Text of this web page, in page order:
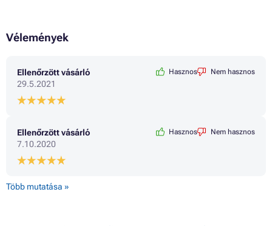
Vélemények
Ellenőrzött vásárló
29.5.2021
Hasznos Nem hasznos
Ellenőrzött vásárló
7.10.2020
Hasznos Nem hasznos
Több mutatása »